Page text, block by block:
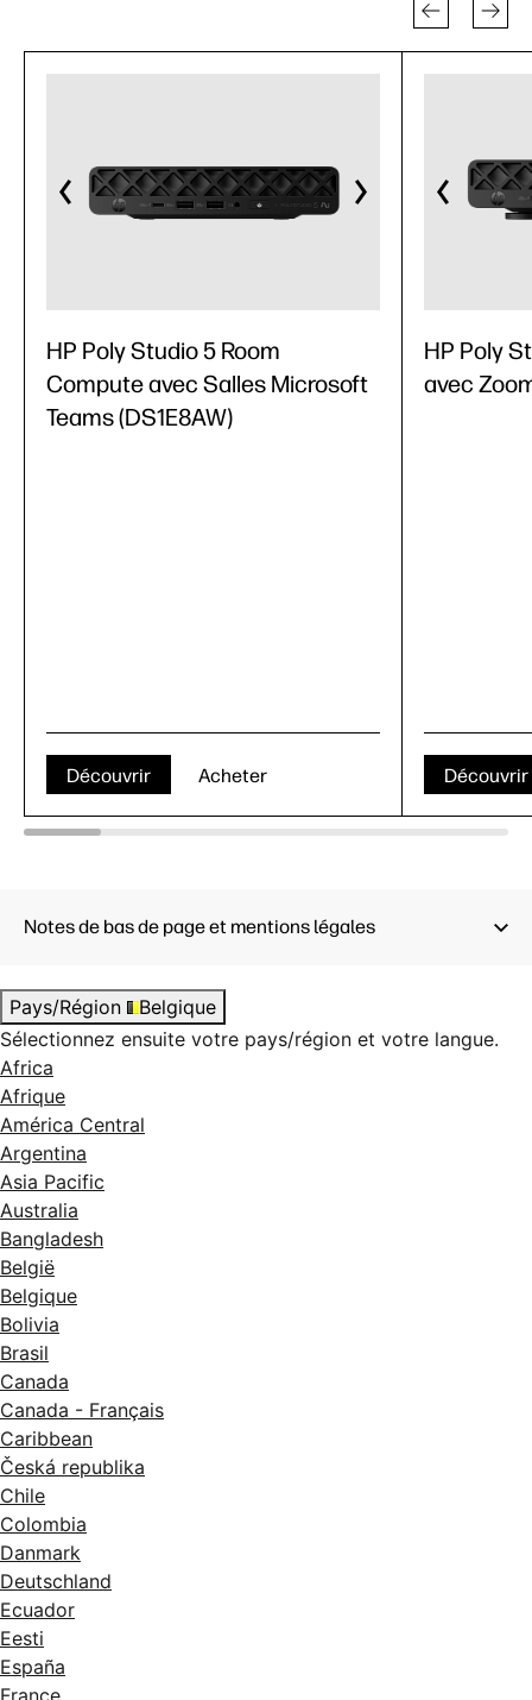
HP Poly Studio 5 Room
Compute avec Salles Microsoft
Teams (DS1E8AW)
Découvrir Acheter
HP Poly
avec
Découvrir
Notes de bas de page et mentions légales
Pays/Région
Belgique
Sélectionnez ensuite votre pays/région et votre langue.
Africa
Afrique
América Central
Argentina
Asia Pacific
Australia
Bangladesh
België
Belgique
Bolivia
Brasil
Canada
Canada - Français
Caribbean
Česká republika
Chile
Colombia
Danmark
Deutschland
Ecuador
Eesti
España
France